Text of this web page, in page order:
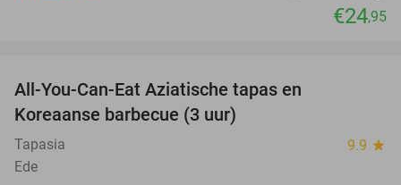
€24,95
All-You-Can-Eat Aziatische tapas en
Koreaanse barbecue (3 uur)
Tapasia 9.9 star
Ede